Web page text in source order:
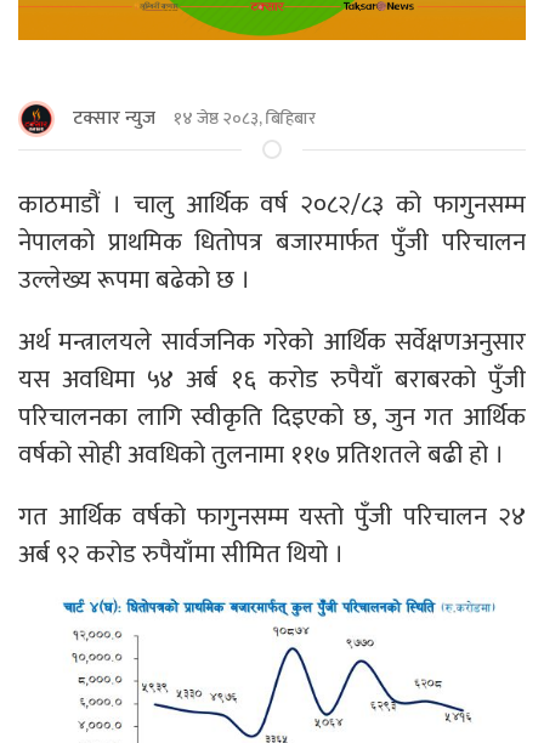
टक्सार न्युज १४ जेष्ठ २०८३, बिहिबार
काठमाडौं । चालु आर्थिक वर्ष २०८२/८३ को फागुनसम्म
नेपालको प्राथमिक धितोपत्र बजारमार्फत पुँजी परिचालन
उल्लेख्य रूपमा बढेको छ ।
अर्थ मन्त्रालयले सार्वजनिक गरेको आर्थिक सर्वेक्षणअनुसार
यस अवधिमा ५४ अर्ब १६ करोड रुपैयाँ बराबरको पुँजी
परिचालनका लागि स्वीकृति दिइएको छ, जुन गत आर्थिक
वर्षको सोही अवधिको तुलनामा ११७ प्रतिशतले बढी हो ।
गत आर्थिक वर्षको फागुनसम्म यस्तो पुँजी परिचालन २४
अर्ब ९२ करोड रुपैयाँमा सीमित थियो ।